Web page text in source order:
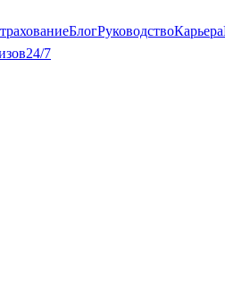
БлогРуководствоКарьера
24/7